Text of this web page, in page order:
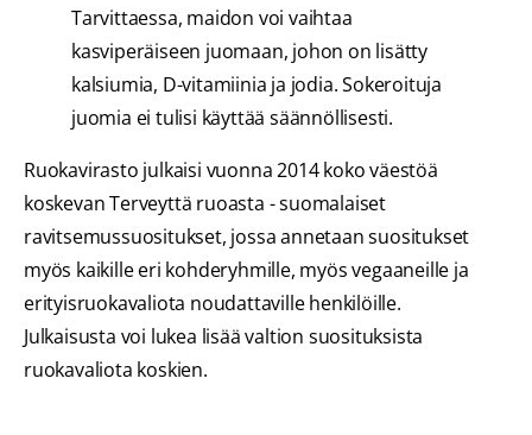
Tarvittaessa, maidon voi vaihtaa
kasviperäiseen juomaan, johon on lisätty
kalsiumia, D-vitamiinia ja jodia. Sokeroituja
juomia ei tulisi käyttää säännöllisesti.
Ruokavirasto julkaisi vuonna 2014 koko väestöä
koskevan Terveyttä ruoasta - suomalaiset
ravitsemussuositukset, jossa annetaan suositukset
myös kaikille eri kohderyhmille, myös vegaaneille ja
erityisruokavaliota noudattaville henkilöille.
Julkaisusta voi lukea lisää valtion suosituksista
ruokavaliota koskien.